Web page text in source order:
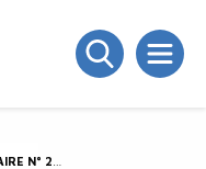
RUE LECOQ